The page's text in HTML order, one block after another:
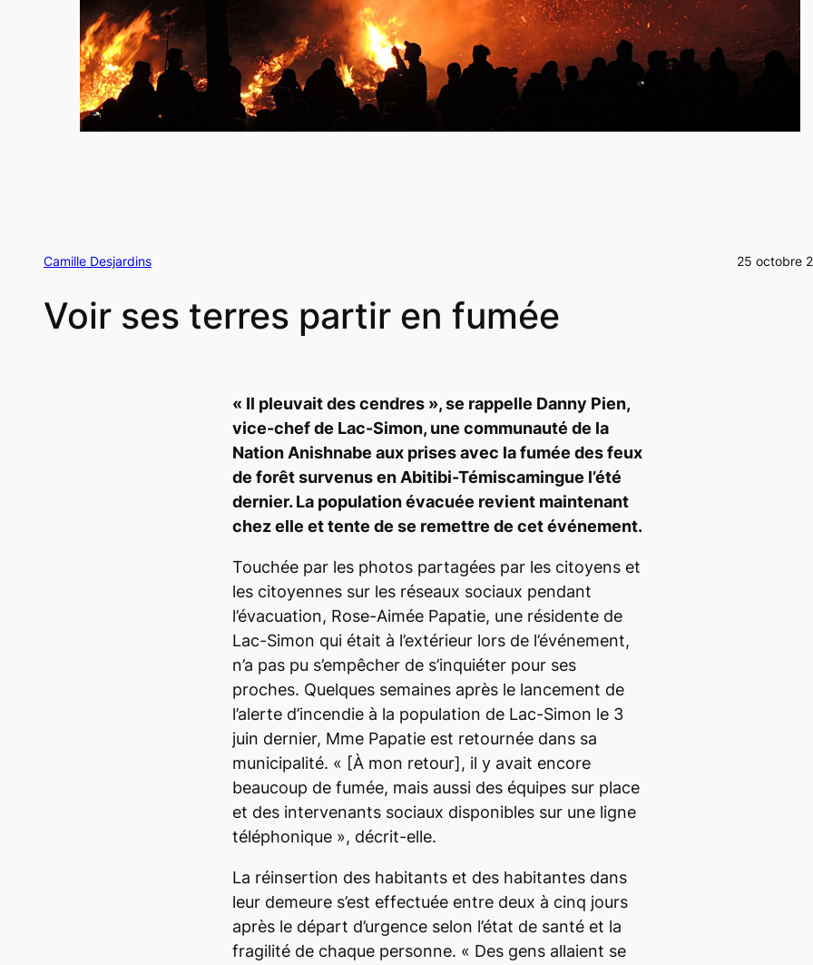
Camille Desjardins 25 octobre
Voir ses terres partir en fumée
« Il pleuvait des cendres », se rappelle Danny Pien,
vice-chef de Lac-Simon, une communauté de la
Nation Anishnabe aux prises avec la fumée des feux
de forêt survenus en Abitibi-Témiscamingue l’été
dernier. La population évacuée revient maintenant
chez elle et tente de se remettre de cet événement.
Touchée par les photos partagées par les citoyens et
les citoyennes sur les réseaux sociaux pendant
l’évacuation, Rose-Aimée Papatie, une résidente de
Lac-Simon qui était à l’extérieur lors de l’événement,
n’a pas pu s’empêcher de s’inquiéter pour ses
proches. Quelques semaines après le lancement de
l’alerte d’incendie à la population de Lac-Simon le 3
juin dernier, Mme Papatie est retournée dans sa
municipalité. « [À mon retour], il y avait encore
beaucoup de fumée, mais aussi des équipes sur place
et des intervenants sociaux disponibles sur une ligne
téléphonique », décrit-elle.
La réinsertion des habitants et des habitantes dans
leur demeure s’est effectuée entre deux à cinq jours
après le départ d’urgence selon l’état de santé et la
fragilité de chaque personne. « Des gens allaient se